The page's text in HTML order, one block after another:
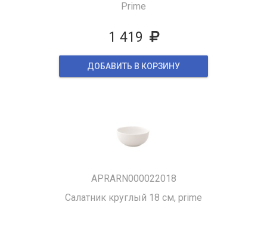
Prime
1 419
ДОБАВИТЬ В КОРЗИНУ
APRARN000022018
Салатник круглый 18 см, prime